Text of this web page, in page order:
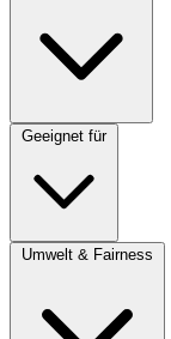
Geeignet für
Umwelt & Fairness